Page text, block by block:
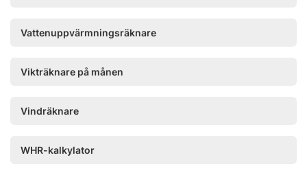
Vattenuppvärmningsräknare
Vikträknare på månen
Vindräknare
WHR-kalkylator